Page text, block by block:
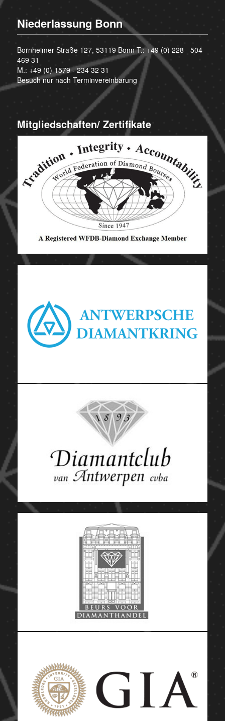
Niederlassung Bonn
Bornheimer Straße 127, 53119 Bonn T.:+49 (0) 228 - 504
469 31
M.: +49 (0) 1579 - 234 32 31
Besuch nur nach Terminvereinbarung
Mitgliedschaften/ Zertifikate